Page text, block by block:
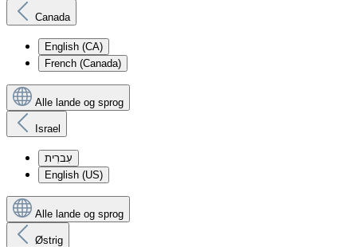
Canada
English (CA)
French (Canada)
Alle lande og sprog
Israel
עִברִית
English (US)
Alle lande og sprog
Østrig